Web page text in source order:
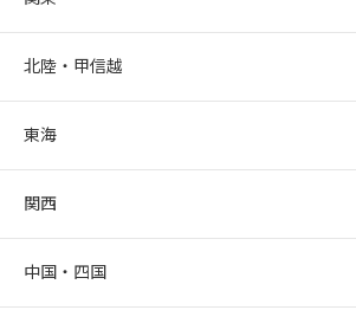
北陸・甲信越
東海
関西
中国・四国